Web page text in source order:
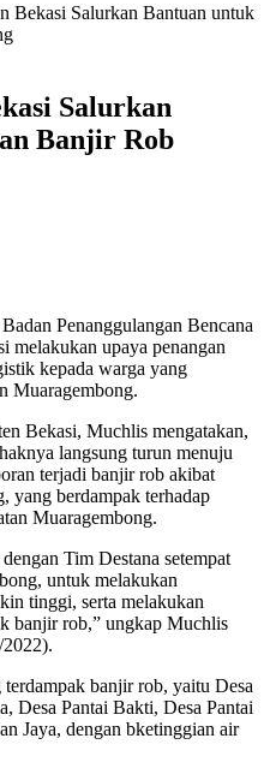
Bekasi Salurkan Bantuan untuk
Salurkan
Banjir Rob
Badan Penanggulangan Bencana
melakukan upaya penangan
kepada warga yang
Muaragembong.
Bekasi, Muchlis mengatakan,
langsung turun menuju
terjadi banjir rob akibat
yang berdampak terhadap
Muaragembong.
Tim Destana setempat
untuk melakukan
tinggi, serta melakukan
banjir rob,” ungkap Muchlis
banjir rob, yaitu Desa
Desa Pantai Bakti, Desa Pantai
Jaya, dengan bketinggian air